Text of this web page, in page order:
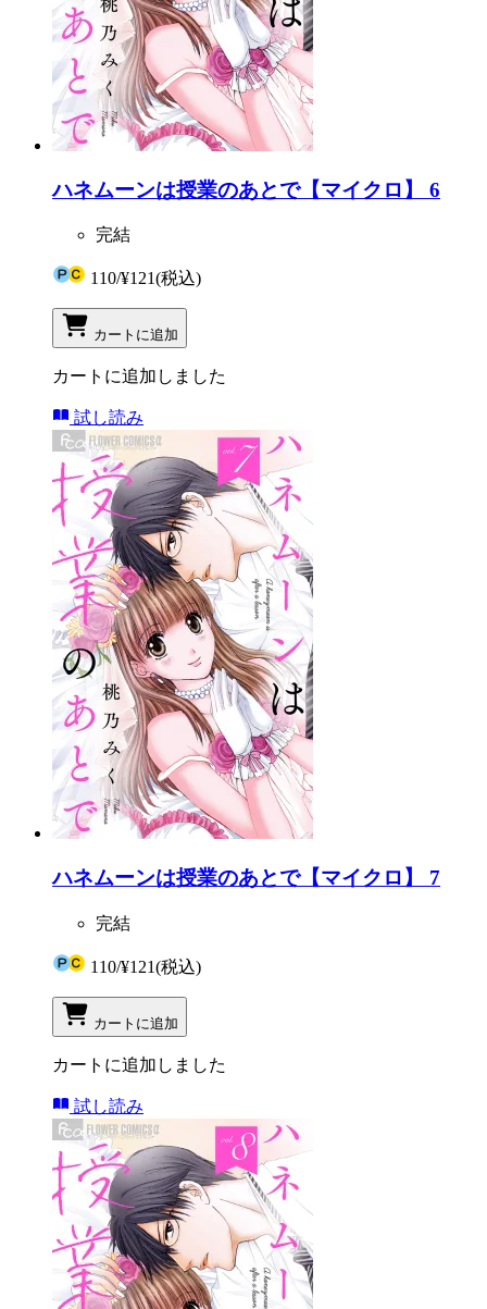
ハネムーンは授業のあとで【マイクロ】 6
完結
110/¥121(税込)
カートに追加
カートに追加しました
試し読み
ハネムーンは授業のあとで【マイクロ】 7
完結
110/¥121(税込)
カートに追加
カートに追加しました
試し読み